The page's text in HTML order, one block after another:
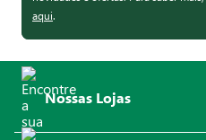
aqui.
Nossas Lojas